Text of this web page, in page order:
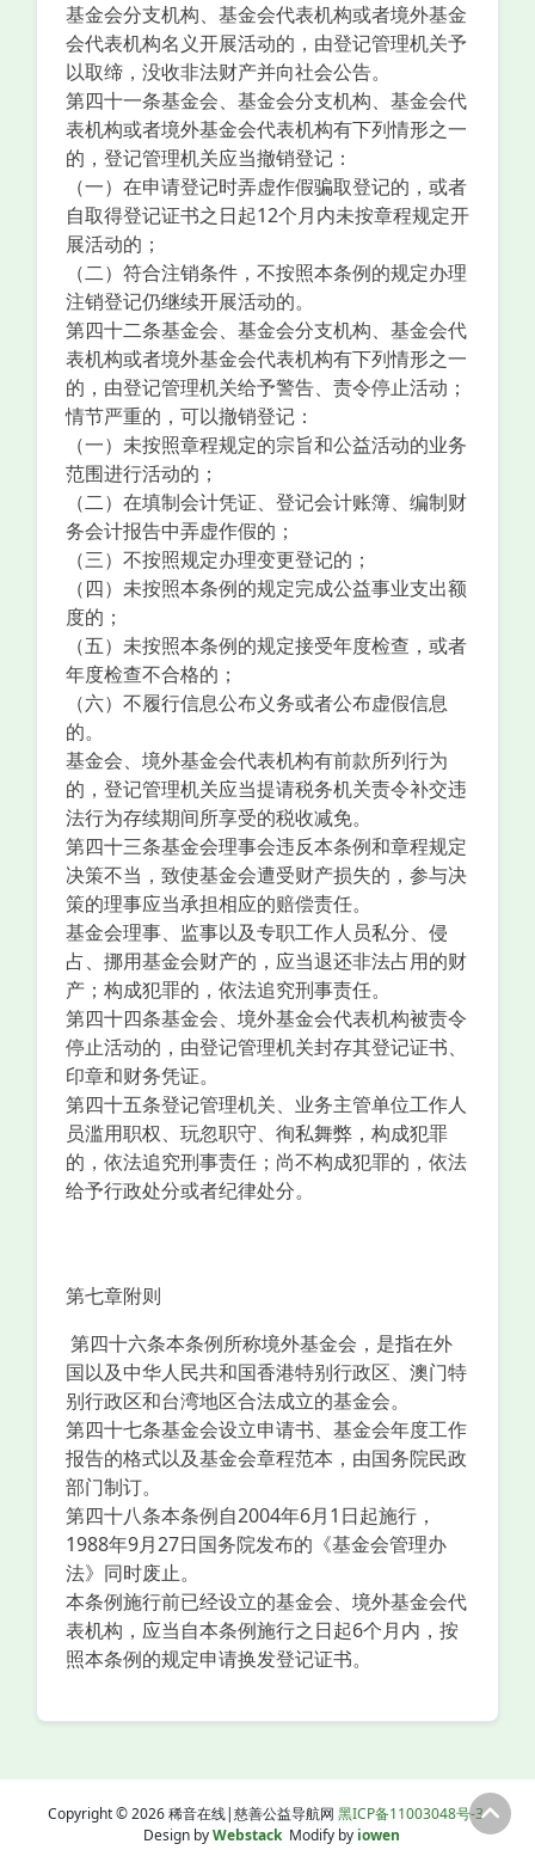
基金会分支机构、基金会代表机构或者境外基金
会代表机构名义开展活动的，由登记管理机关予
以取缔，没收非法财产并向社会公告。
第四十一条基金会、基金会分支机构、基金会代
表机构或者境外基金会代表机构有下列情形之一
的，登记管理机关应当撤销登记：
（一）在申请登记时弄虚作假骗取登记的，或者
自取得登记证书之日起12个月内未按章程规定开
展活动的；
（二）符合注销条件，不按照本条例的规定办理
注销登记仍继续开展活动的。
第四十二条基金会、基金会分支机构、基金会代
表机构或者境外基金会代表机构有下列情形之一
的，由登记管理机关给予警告、责令停止活动；
情节严重的，可以撤销登记：
（一）未按照章程规定的宗旨和公益活动的业务
范围进行活动的；
（二）在填制会计凭证、登记会计账簿、编制财
务会计报告中弄虚作假的；
（三）不按照规定办理变更登记的；
（四）未按照本条例的规定完成公益事业支出额
度的；
（五）未按照本条例的规定接受年度检查，或者
年度检查不合格的；
（六）不履行信息公布义务或者公布虚假信息
的。
基金会、境外基金会代表机构有前款所列行为
的，登记管理机关应当提请税务机关责令补交违
法行为存续期间所享受的税收减免。
第四十三条基金会理事会违反本条例和章程规定
决策不当，致使基金会遭受财产损失的，参与决
策的理事应当承担相应的赔偿责任。
基金会理事、监事以及专职工作人员私分、侵
占、挪用基金会财产的，应当退还非法占用的财
产；构成犯罪的，依法追究刑事责任。
第四十四条基金会、境外基金会代表机构被责令
停止活动的，由登记管理机关封存其登记证书、
印章和财务凭证。
第四十五条登记管理机关、业务主管单位工作人
员滥用职权、玩忽职守、徇私舞弊，构成犯罪
的，依法追究刑事责任；尚不构成犯罪的，依法
给予行政处分或者纪律处分。
第七章附则
第四十六条本条例所称境外基金会，是指在外
国以及中华人民共和国香港特别行政区、澳门特
别行政区和台湾地区合法成立的基金会。
第四十七条基金会设立申请书、基金会年度工作
报告的格式以及基金会章程范本，由国务院民政
部门制订。
第四十八条本条例自2004年6月1日起施行，
1988年9月27日国务院发布的《基金会管理办
法》同时废止。
本条例施行前已经设立的基金会、境外基金会代
表机构，应当自本条例施行之日起6个月内，按
照本条例的规定申请换发登记证书。
Copyright © 2026 稀音在线|慈善公益导航网 黑ICP备11003048号-3
Design byWebstackModify by iowen